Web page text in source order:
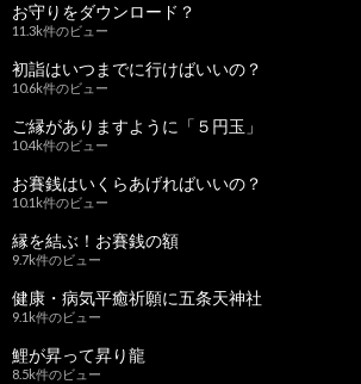
お守りをダウンロード？
11.3k件のビュー
初詣はいつまでに行けばいいの？
10.6k件のビュー
ご縁がありますように「５円玉」
10.4k件のビュー
お賽銭はいくらあげればいいの？
10.1k件のビュー
縁を結ぶ！お賽銭の額
9.7k件のビュー
健康・病気平癒祈願に五条天神社
9.1k件のビュー
鯉が昇って昇り龍
8.5k件のビュー